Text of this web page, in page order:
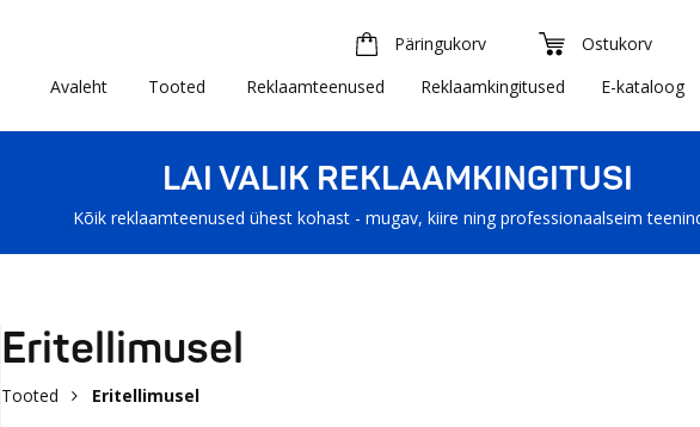
Päringukorv Ostukorv
Avaleht
Tooted Reklaamteenused Reklaamkingitused E-kataloog
LAI VALIK REKLAAMKINGITUSI
Kõik reklaamteenused ühest kohast - mugav, kiire ning professionaalseim
Eritellimusel
Tooted Eritellimusel